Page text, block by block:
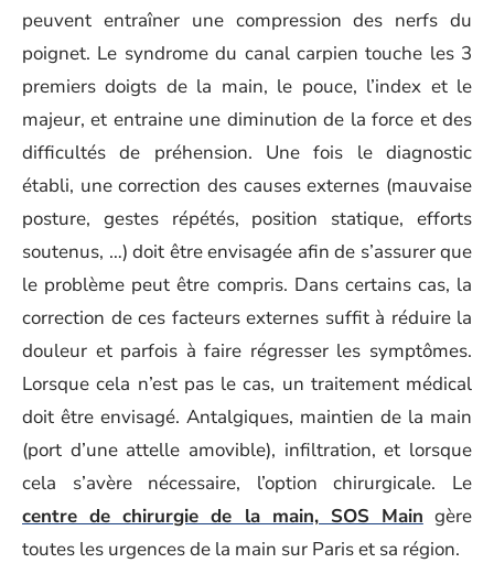
peuvent entraîner une compression des nerfs du
poignet. Le syndrome du canal carpien touche les 3
premiers doigts de la main, le pouce, l’index et le
majeur, et entraine une diminution de la force et des
difficultés de préhension. Une fois le diagnostic
établi, une correction des causes externes (mauvaise
posture, gestes répétés, position statique, efforts
soutenus, …) doit être envisagée afin de s’assurer que
le problème peut être compris. Dans certains cas, la
correction de ces facteurs externes suffit à réduire la
douleur et parfois à faire régresser les symptômes.
Lorsque cela n’est pas le cas, un traitement médical
doit être envisagé. Antalgiques, maintien de la main
(port d’une attelle amovible), infiltration, et lorsque
cela s’avère nécessaire, l’option chirurgicale. Le
centre de chirurgie de la main, SOS Main gère
toutes les urgences de la main sur Paris et sa région.